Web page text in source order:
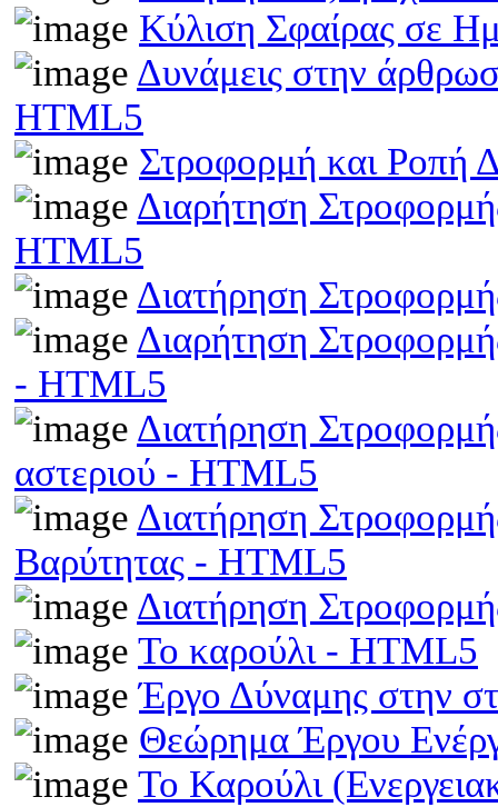
Κύλιση Σφαίρας σε
Δυνάμεις στην
HTML5
Στροφορμή και Ροπή
Διαρήτηση
HTML5
Διατήρηση
Διαρήτηση
- HTML5
Διατήρηση
αστεριού - HTML5
Διατήρηση
Βαρύτητας - HTML5
Διατήρηση
Το καρούλι - HTML5
Έργο Δύναμης στην
Θεώρημα Έργου
Το Καρούλι